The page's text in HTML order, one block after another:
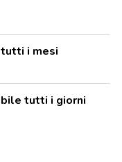
i mesi
tutti i giorni